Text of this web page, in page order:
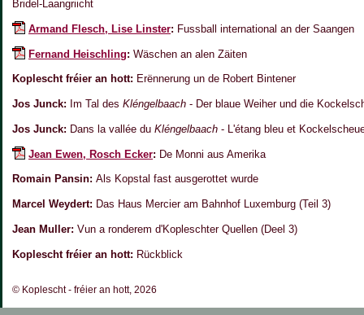
Bridel-Laangriicht
Armand Flesch, Lise Linster: Fussball international an der Saangen
Fernand Heischling: Wäschen an alen Zäiten
Koplescht fréier an hott: Erënnerung un de Robert Bintener
Jos Junck: Im Tal des Kléngelbaach - Der blaue Weiher und die
Jos Junck: Dans la vallée du Kléngelbaach - L'étang bleu et
Jean Ewen, Rosch Ecker: De Monni aus Amerika
Romain Pansin: Als Kopstal fast ausgerottet wurde
Marcel Weydert: Das Haus Mercier am Bahnhof Luxemburg (Teil 3)
Jean Muller: Vun a ronderem d'Kopleschter Quellen (Deel 3)
Koplescht fréier an hott: Rückblick
© Koplescht - fréier an hott, 2026